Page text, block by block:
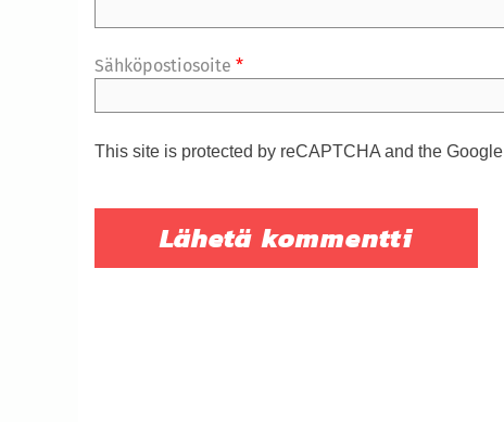
Sähköpostiosoite *
This site is protected by reCAPTCHA and the Google